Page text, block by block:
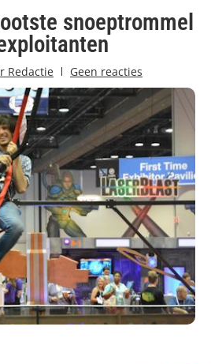
snoeptrommel
Redactie Geen reacties